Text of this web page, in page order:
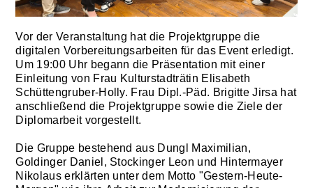
Vor der Veranstaltung hat die Projektgruppe die
digitalen Vorbereitungsarbeiten für das Event erledigt.
Um 19:00 Uhr begann die Präsentation mit einer
Einleitung von Frau Kulturstadträtin Elisabeth
Schüttengruber-Holly. Frau Dipl.-Päd. Brigitte Jirsa hat
anschließend die Projektgruppe sowie die Ziele der
Diplomarbeit vorgestellt.
Die Gruppe bestehend aus Dungl Maximilian,
Goldinger Daniel, Stockinger Leon und Hintermayer
Nikolaus erklärten unter dem Motto "Gestern-Heute-